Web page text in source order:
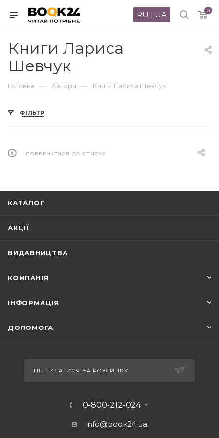
0
RU | UA
Книги Лариса
Шевчук
Головна — Автори — Книги Лариса Шевчук
ФІЛЬТР
ПОВЕРНУТИСЯ ДО СПИСКУ
КАТАЛОГ
АКЦІЇ
ВИДАВНИЦТВА
КОМПАНІЯ
ІНФОРМАЦІЯ
ДОПОМОГА
ПІДПИСАТИСЯ НА РОЗСИЛКУ
0-800-212-024
info@book24.ua